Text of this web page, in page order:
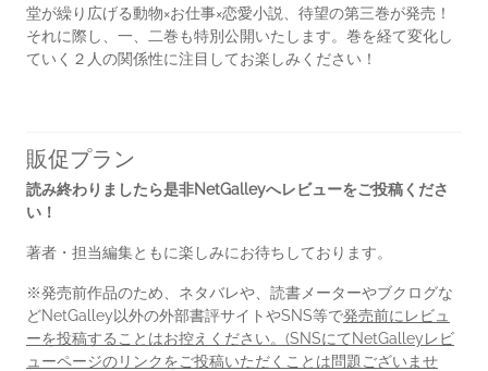
堂が繰り広げる動物×お仕事×恋愛小説、待望の第三巻が発売！
それに際し、一、二巻も特別公開いたします。巻を経て変化し
ていく２人の関係性に注目してお楽しみください！
販促プラン
読み終わりましたら是非NetGalleyへレビューをご投稿くださ
い！
著者・担当編集ともに楽しみにお待ちしております。
※発売前作品のため、ネタバレや、読書メーターやブクログな
どNetGalley以外の外部書評サイトやSNS等で発売前にレビュ
ーを投稿することはお控えください。(SNSにてNetGalleyレビ
ューページのリンクをご投稿いただくことは問題ございませ